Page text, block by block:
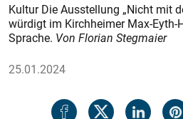
Kultur Die Ausstellung „Nicht mit
würdigt im Kirchheimer Max-
Sprache. Von Florian Stegmaier
25.01.2024